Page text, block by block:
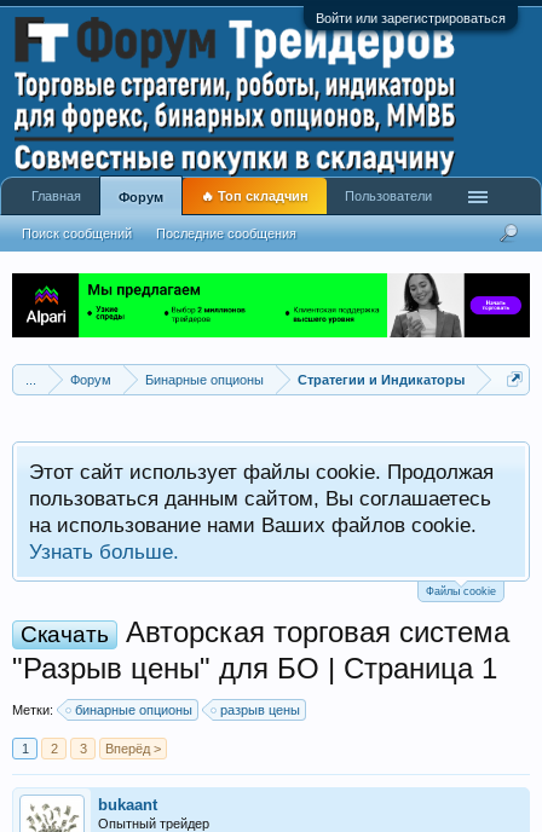
Войти или зарегистрироваться
Форум Бинарные опционы Стратегии и Индикаторы
Этот сайт использует файлы cookie. Продолжая
пользоваться данным сайтом, Вы соглашаетесь
на использование нами Ваших файлов cookie.
Узнать больше.
Файлы cookie
Скачать
Авторская торговая система
"Разрыв цены" для БО | Страница 1
Метки: бинарные опционы разрыв цены
1 2 3 Вперёд >
bukaant
Опытный трейдер
Главная Форум
Поиск сообщений Последние сообщения
🔥 Топ складчин Пользователи